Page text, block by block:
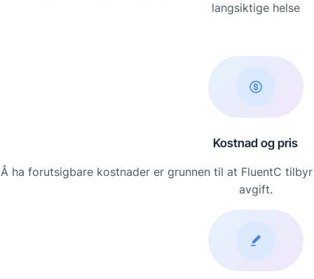
langsiktige helse
Kostnad og pris
Å ha forutsigbare kostnader er grunnen til at FluentC
avgift.